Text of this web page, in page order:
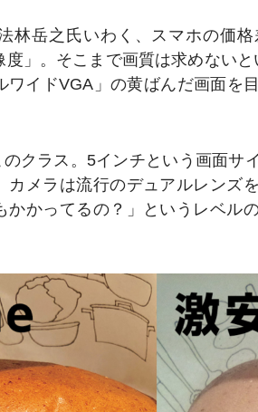
林岳之氏いわく、スマホの価
度」。そこまで画質は求めない
ワイドVGA」の黄ばんだ画面を
のクラス。5インチという画面サ
カメラは流行のデュアルレンズ
かかってるの？」というレベル